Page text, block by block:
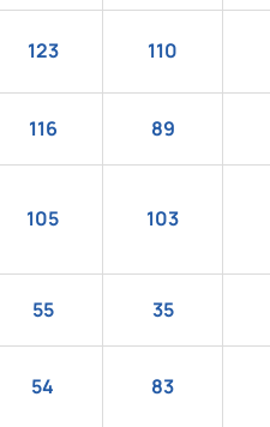
123 110
116
89
105 103
55 35
54 83